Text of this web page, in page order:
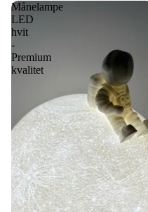
Månelampe
LED
hvit
-
Premium
kvalitet